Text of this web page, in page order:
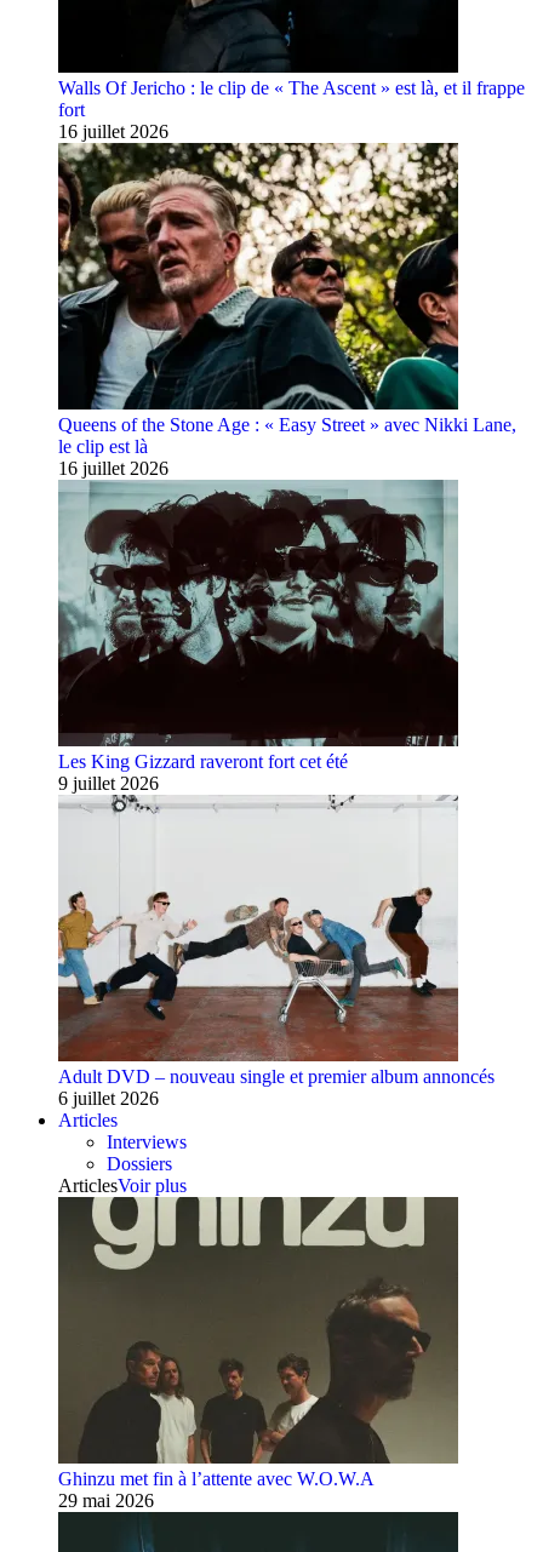
Walls Of Jericho : le clip de « The Ascent » est là, et il frappe
fort
16 juillet 2026
Queens of the Stone Age : « Easy Street » avec Nikki Lane,
le clip est là
16 juillet 2026
Les King Gizzard raveront fort cet été
9 juillet 2026
Adult DVD – nouveau single et premier album annoncés
6 juillet 2026
Articles
Interviews
Dossiers
ArticlesVoir plus
Ghinzu met fin à l’attente avec W.O.W.A
29 mai 2026